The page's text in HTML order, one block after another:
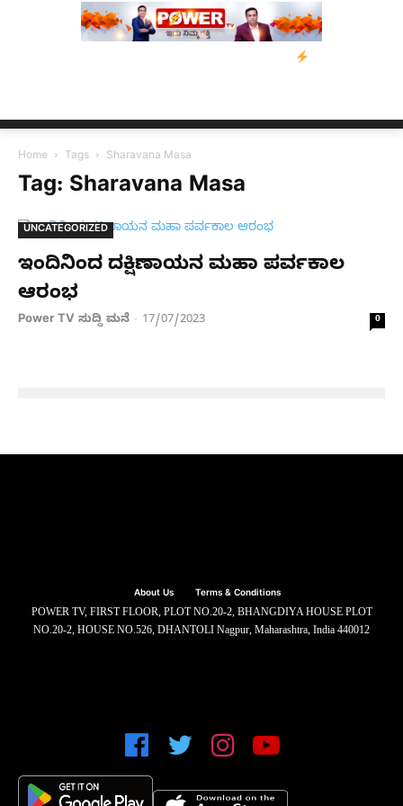
ನ್ಯೂಸ್ ಕಾರ್ಪ್‌ಗೆ
Home Tags Sharavana Masa
Tag: Sharavana Masa
UNCATEGORIZED
ಇಂದಿನಿಂದ ದಕ್ಷಿಣಾಯನ ಮಹಾ ಪರ್ವಕಾಲ
ಆರಂಭ
Power TV ಸುದ್ದಿ ಮನೆ - 17/07/2023 0
About Us Terms & Conditions
POWER TV, FIRST FLOOR, PLOT NO.20-2, BHANGDIYA HOUSE PLOT
NO.20-2, HOUSE NO.526, DHANTOLI Nagpur, Maharashtra, India 440012